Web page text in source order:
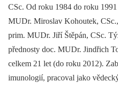
CSc. Od roku 1984 do roku
MUDr. Miroslav Kohoutek,
prim. MUDr. Jiří Štěpán, CSc.
přednosty doc. MUDr. Jindřich
celkem 21 let (do roku 2012).
imunologií, pracoval jako